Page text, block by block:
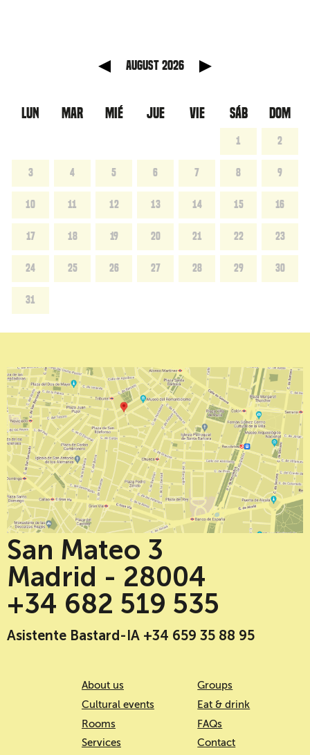
August 2026
LUN MAR MIÉ JUE VIE SÁB DOM
1 2
3 4 5 6 7 8 9
10 11 12 13 14 15 16
17 18 19 20 21 22 23
24 25 26 27 28 29 30
31
San Mateo 3
Madrid - 28004
+34 682 519 535
Asistente Bastard-IA +34 659 35 88 95
About us
Cultural events
Rooms
Services
Groups
Eat & drink
FAQs
Contact